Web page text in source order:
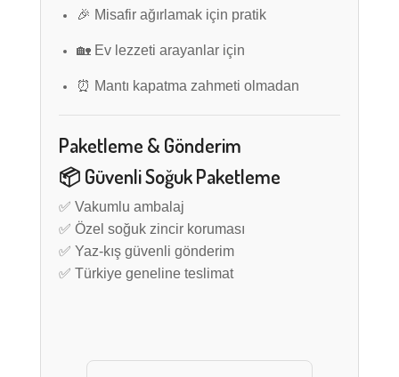
🎉 Misafir ağırlamak için pratik
🏡 Ev lezzeti arayanlar için
⏰ Mantı kapatma zahmeti olmadan
Paketleme & Gönderim
📦 Güvenli Soğuk Paketleme
✅ Vakumlu ambalaj
✅ Özel soğuk zincir koruması
✅ Yaz-kış güvenli gönderim
✅ Türkiye geneline teslimat